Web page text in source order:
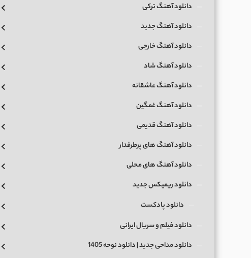
دانلود آهنگ ترکی
دانلود آهنگ جدید
دانلود آهنگ خارجی
دانلود آهنگ شاد
دانلود آهنگ عاشقانه
دانلود آهنگ غمگین
دانلود آهنگ قدیمی
دانلود آهنگ های پرطرفدار
دانلود آهنگ های محلی
دانلود ریمیکس جدید
دانلود پادکست
دانلود فیلم و سریال ایرانی
دانلود مداحی جدید | دانلود نوحه 1405